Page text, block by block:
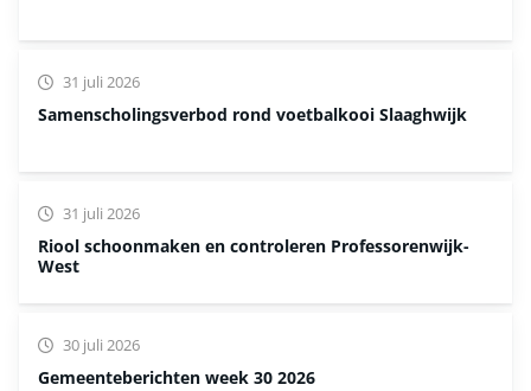
Samenscholingsverbod rond voetbalkooi Slaaghwijk
31 juli 2026
Riool schoonmaken en controleren Professorenwijk-
West
31 juli 2026
Gemeenteberichten week 30 2026
30 juli 2026